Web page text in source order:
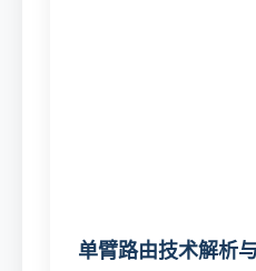
单臂路由技术解析